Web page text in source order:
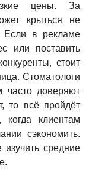
цены. За
крыться не
Если в рекламе
или поставить
стоит
Стоматологи
часто доверяют
то всё пройдёт
клиентам
сэкономить.
средние